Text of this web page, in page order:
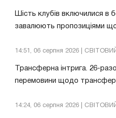
Шість клубів включилися в
завалюють пропозиціями
14:51, 06 серпня 2026 |
Трансферна інтрига. 26-
перемовини щодо
14:24, 06 серпня 2026 |